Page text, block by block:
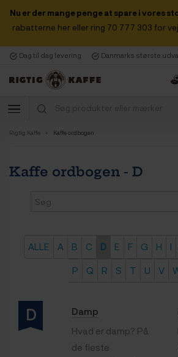
Nu er der mange penge at spare i vores
rabatterne her eller ring 70 777 303 for
Dag til dag levering Danmarks største
Rigtig Kaffe Kaffe ordbogen
Kaffe ordbogen - D
ALLE A B C D E F G H I
P
Q R S T U V
D
Damp
Hvad er damp? På
de fleste